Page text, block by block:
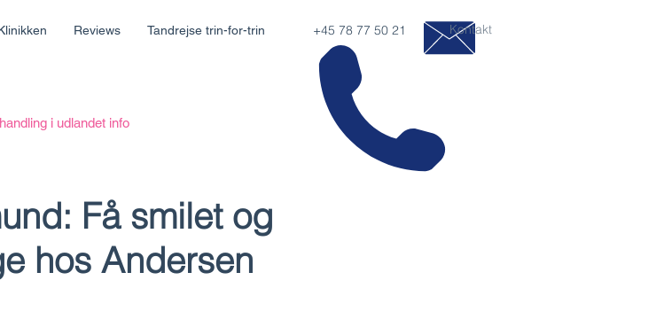
Reviews Tandrejse trin-for-trin +45 78 77 50 21 Kontakt
i udlandet info
Få smilet og
hos Andersen